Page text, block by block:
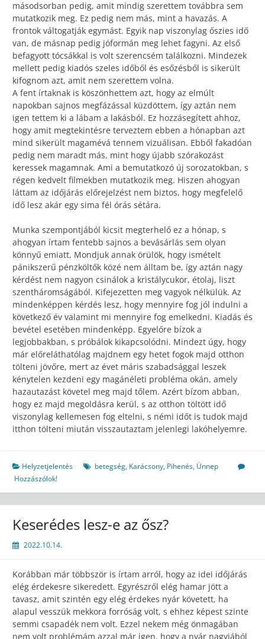
másodsorban pedig, amit mindig szerettem továbbra sem
mutatkozik meg. Ez pedig nem más, mint a havazás. A
frontok váltogatják egymást. Egyik nap viszonylag őszies idő
van, de másnap pedig jóformán meg lehet fagyni. Az első
befagyott tócsákkal is volt szerencsém találkozni. Mindezek
mellett pedig kiadós szeles időből és esőzésből is sikerült
kifognom azt, amit nem szerettem volna.
A fent írtaknak is köszönhettem azt, hogy az elmúlt
napokban sajnos megfázással küzdöttem, így aztán nem
igen tettem ki a lábam a lakásból. Ez hozzásegített ahhoz,
hogy amit megtekintésre terveztem ebben a hónapban azt
mind sikerült magamévá tennem vizuálisan. Ebből fakadóan
pedig nem maradt más, mint hogy újabb szórakozást
keressek magamnak. Ami a bemutatkozó új sorozatokban, s
régen kedvelt filmekben mutatkozik meg. Hiszen ahogyan
láttam az időjárás előrejelzést nem biztos, hogy megfelelő
idő lesz akár egy sima fél órás sétára.
Munka szempontjából kicsit megterhelő ez a hónap, s
ahogyan írtam fentebb sajnos a bevásárlás sem olyan
könnyű emiatt. Mondjuk annak örülök, hogy ismételt
pánikszerű pénzköltők közé nem álltam be, így aztán nagy
kérdést nem nagyon csinálok a kristálycukor, étolaj, liszt
szentháromságából. Kifejezetten meg vagyok nélkülük. Az
mindenképpen kérdés lesz, hogy mennyire fog jól indulni a
következő év valamint mi mennyire fog emelkedni. Kiadás és
bevétel esetében mindenképp. Egyelőre bízok a
legjobbakban, s próbálok kikapcsolódni. Mindezt úgy, hogy
már előreláthatólag majdnem egy hetet fogok majd otthon
tölteni jövőre, mert az évet máris szabadsággal leszek
kénytelen kezdeni egy magánéleti probléma okán, amely
hazautazást követel meg majd tőlem. Azért bízom abban,
hogy ez majd megoldásra kerül, s az otthon töltött idő
viszonylag kellemesen fog eltelni, s némi időt is tudok majd
itthon tölteni miután visszautaztam jelenlegi lakóhelyemre.
Helyzetjelentés betegség, Karácsony, Pihenés, Ünnep
Hozzászólok!
Keserédes lesz-e az ősz?
2022.10.14.
Korábban már többször is írtam arról, hogy az idei időjárás
elég érdekesre sikeredett. Egyrészről elég hamar jött a
tavasz, amit szintén egy elég érdekes nyár követett, ha
alapul vesszük mekkora forróság volt, s ehhez képest szinte
semmi csapadék nem volt. Ezzel nekem még önmagában
nem volt problémám azzal már igen, hogy a nyár nagyjából